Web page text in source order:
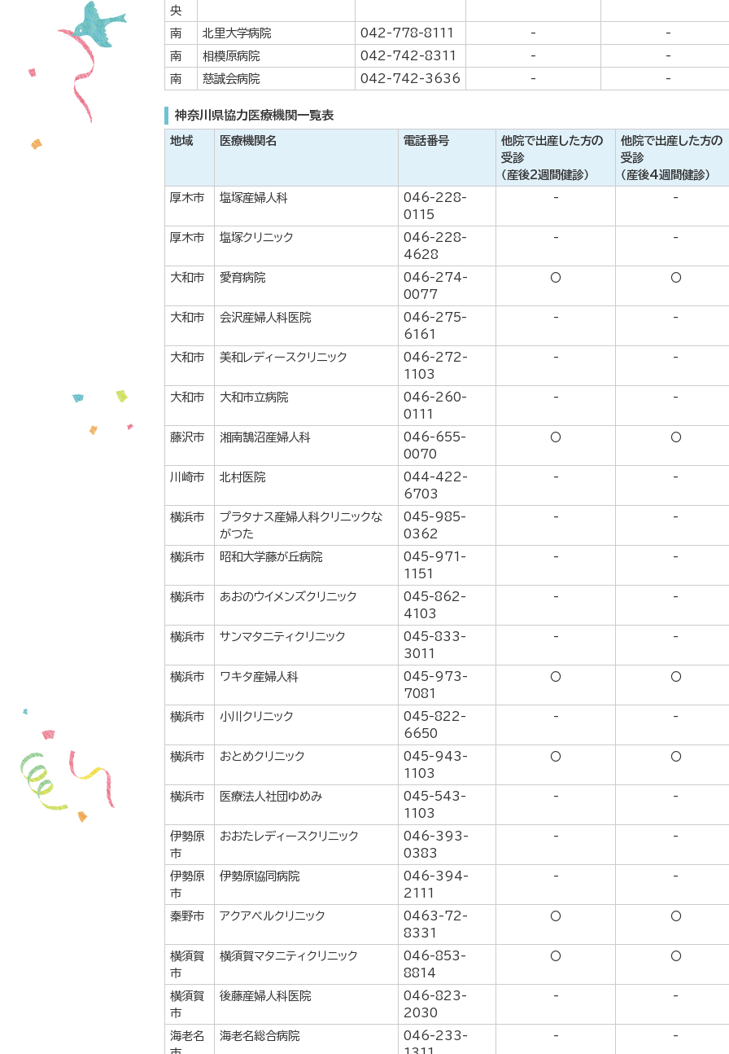
央
南 北里大学病院 042-778-8111 -
-
南
相模原病院 042-742-8311 -
-
南
慈誠会病院 042-742-3636 - -
神奈川県協力医療機関一覧表
地域 医療機関名 電話番号
他院で出産した方の
受診
（産後2週間健診）
他院で出産した方の
受診
（産後4週間健診）
厚木市
塩塚産婦人科
046-228-
0115
- -
厚木市 塩塚クリニック
046-228-
4628
- -
大和市 愛育病院
046-274-
0077
〇 〇
大和市 会沢産婦人科医院
046-275-
6161
- -
大和市 美和レディースクリニック
046-272-
1103
- -
大和市 大和市立病院
046-260-
0111
- -
藤沢市 湘南鵠沼産婦人科
046-655-
0070
〇 〇
川崎市 北村医院
044-422-
6703
- -
横浜市
プラタナス産婦人科クリニックな
がつた
045-985-
0362
- -
横浜市 昭和大学藤が丘病院
045-971-
1151
- -
横浜市 あおのウイメンズクリニック
045-862-
4103
- -
横浜市 サンマタニティクリニック
045-833-
3011
- -
横浜市 ワキタ産婦人科
045-973-
7081
〇 〇
横浜市 小川クリニック
045-822-
6650
- -
横浜市 おとめクリニック
045-943-
1103
〇 〇
横浜市 医療法人社団ゆめみ
045-543-
1103
- -
伊勢原
市
おおたレディースクリニック
046-393-
0383
- -
伊勢原
市
伊勢原協同病院
046-394-
2111
- -
秦野市 アクアベルクリニック
0463-72-
8331
〇 〇
横須賀
市
横須賀マタニティクリニック
046-853-
8814
〇 〇
横須賀
市
後藤産婦人科医院
046-823-
2030
- -
海老名
海老名総合病院
046-233-
- -